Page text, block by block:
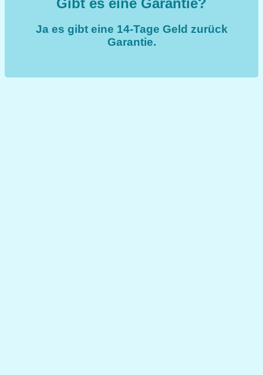
Ja es gibt eine 14-Tage Geld zurück
Garantie.